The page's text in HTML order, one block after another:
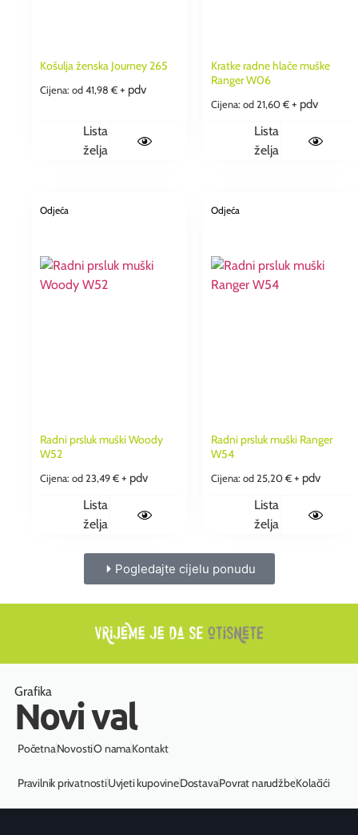
Košulja ženska Journey 265
Cijena: od 41,98 € + pdv
Lista
želja
Kratke radne hlače muške
Ranger W06
Cijena: od 21,60 € + pdv
Lista
želja
Odjeća
Radni prsluk muški Woody
W52
Cijena: od 23,49 € + pdv
Lista
želja
Odjeća
Radni prsluk muški Ranger
W54
Cijena: od 25,20 € + pdv
Lista
želja
Pogledajte cijelu ponudu
Grafika
Novi val
PočetnaNovostiO namaKontakt
Pravilnik privatnostiUvjeti kupovineDostavaPovrat narudžbeKolačići